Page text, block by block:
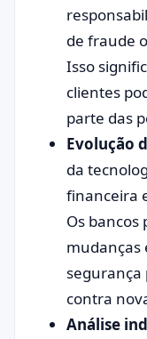
de fraude
Isso
clientes
parte das
Evolução
da
financeira
Os bancos
mudanças
segurança
contra
Análise